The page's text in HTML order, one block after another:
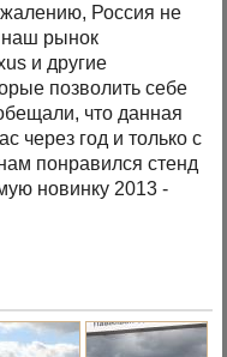
Россия не
наш рынок
и другие
позволить себе
что данная
через год и только с
понравился стенд
новинку 2013 -